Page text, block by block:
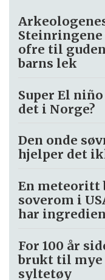
ofre til
barns lek
Super El
det i Norge?
Den onde
hjelper det
En meteoritt
soverom i
har
For 100 år
brukt til mye
syltetøy